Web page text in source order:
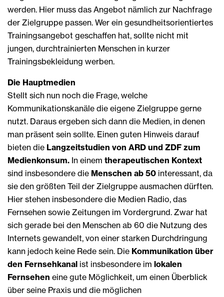
werden. Hier muss das Angebot nämlich zur Nachfrage
der Zielgruppe passen. Wer ein gesundheitsorientiertes
Trainingsangebot geschaffen hat, sollte nicht mit
jungen, durchtrainierten Menschen in kurzer
Trainingsbekleidung werben.
Die Hauptmedien
Stellt sich nun noch die Frage, welche
Kommunikationskanäle die eigene Zielgruppe gerne
nutzt. Daraus ergeben sich dann die Medien, in denen
man präsent sein sollte. Einen guten Hinweis darauf
bieten die Langzeitstudien von ARD und ZDF zum
Medienkonsum. In einem therapeutischen Kontext
sind insbesondere die Menschen ab 50 interessant, da
sie den größten Teil der Zielgruppe ausmachen dürften.
Hier stehen insbesondere die Medien Radio, das
Fernsehen sowie Zeitungen im Vordergrund. Zwar hat
sich gerade bei den Menschen ab 60 die Nutzung des
Internets gewandelt, von einer starken Durchdringung
kann jedoch keine Rede sein. Die Kommunikation über
den Fernsehkanal ist insbesondere im lokalen
Fernsehen eine gute Möglichkeit, um einen Überblick
über seine Praxis und die möglichen